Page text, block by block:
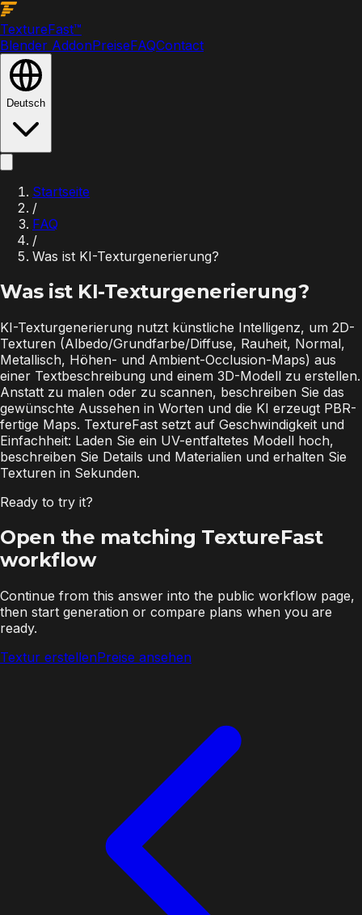
TextureFast™
Blender AddonPreiseFAQContact
Deutsch
Startseite
/
FAQ
/
Was ist KI-Texturgenerierung?
Was ist KI-Texturgenerierung?
KI-Texturgenerierung nutzt künstliche Intelligenz, um 2D-
Texturen (Albedo/Grundfarbe/Diffuse, Rauheit, Normal,
Metallisch, Höhen- und Ambient-Occlusion-Maps) aus
einer Textbeschreibung und einem 3D-Modell zu erstellen.
Anstatt zu malen oder zu scannen, beschreiben Sie das
gewünschte Aussehen in Worten und die KI erzeugt PBR-
fertige Maps. TextureFast setzt auf Geschwindigkeit und
Einfachheit: Laden Sie ein UV-entfaltetes Modell hoch,
beschreiben Sie Details und Materialien und erhalten Sie
Texturen in Sekunden.
Ready to try it?
Open the matching TextureFast
workflow
Continue from this answer into the public workflow page,
then start generation or compare plans when you are
ready.
Textur erstellenPreise ansehen